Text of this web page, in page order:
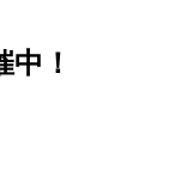
！